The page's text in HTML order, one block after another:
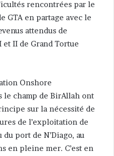
rencontrées par le
GTA en partage avec le
attendus de
II de Grand Tortue
Onshore
le champ de BirAllah ont
sur la nécessité de
de l’exploitation de
port de N’Diago, au
en pleine mer. C’est en